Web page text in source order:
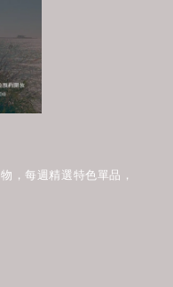
，每週精選特色單品，